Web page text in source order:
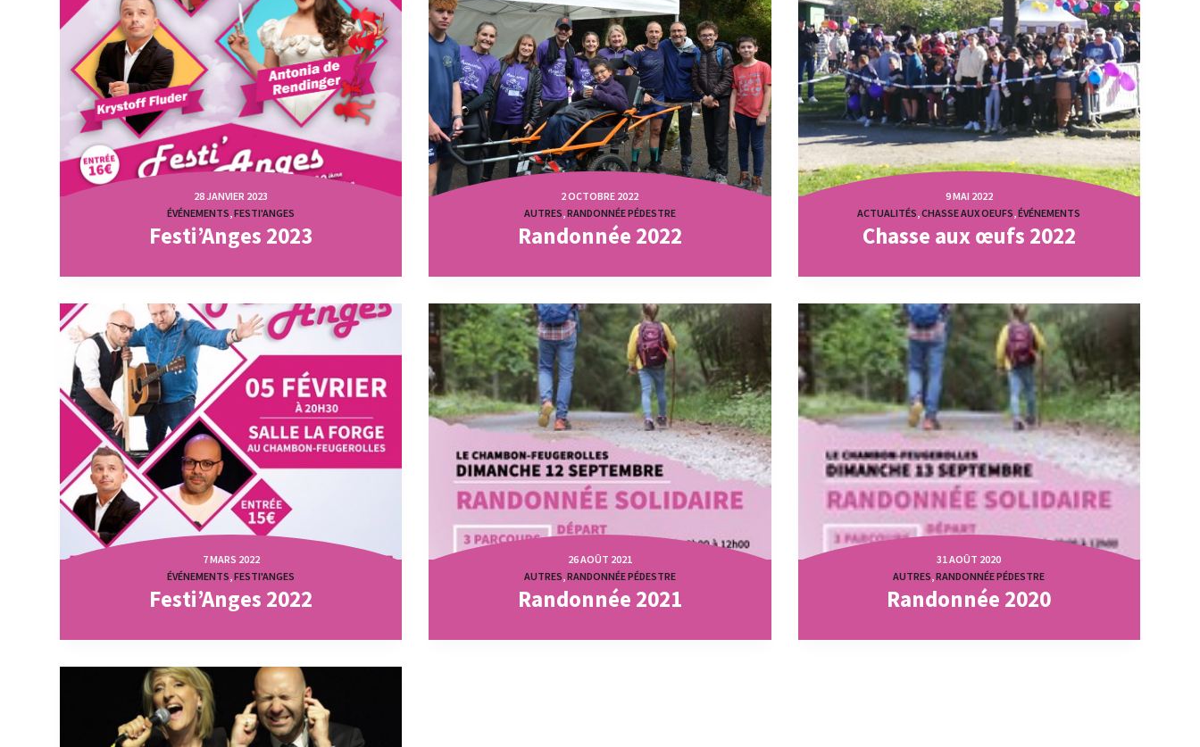
28 JANVIER 2023
ÉVÉNEMENTS ,FESTI'ANGES
Festi’Anges 2023
2 OCTOBRE 2022
AUTRES RANDONNÉE PÉDESTRE
Randonnée 2022
9 MAI 2022
ACTUALITÉS ,CHASSE AUX OEUFS ,ÉVÉNEMENTS
Chasse aux œufs 2022
7 MARS 2022
ÉVÉNEMENTS,FESTI'ANGES
Festi’Anges 2022
26 AOÛT 2021
AUTRES,RANDONNÉE PÉDESTRE
Randonnée 2021
31 AOÛT 2020
AUTRES,RANDONNÉE PÉDESTRE
Randonnée 2020